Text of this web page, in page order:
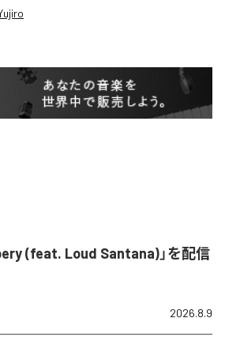
(feat. Loud Santana)」を配信
2026.8.9